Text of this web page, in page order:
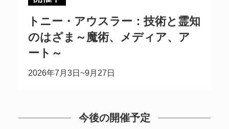
トニー・アウスラー：技術と霊知
のはざま～魔術、メディア、ア
ート～
2026年7月3日~9月27日
今後の開催予定